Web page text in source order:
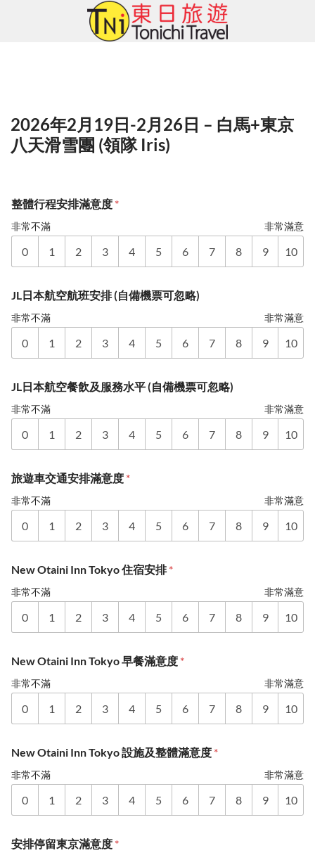
2026年2月19日-2月26日 – 白馬+東京
八天滑雪團 (領隊 Iris)
整體行程安排滿意度 *
非常不滿 非常滿意
0 1 2 3 4 5 6 7 8 9 10
JL日本航空航班安排 (自備機票可忽略)
非常不滿 非常滿意
0 1 2 3 4 5 6 7 8 9 10
JL日本航空餐飲及服務水平 (自備機票可忽略)
非常不滿 非常滿意
0 1 2 3 4 5 6 7 8 9 10
旅遊車交通安排滿意度 *
非常不滿 非常滿意
0 1 2 3 4 5 6 7 8 9 10
New Otaini Inn Tokyo 住宿安排*
非常不滿 非常滿意
0 1 2 3 4 5 6 7 8 9 10
New Otaini Inn Tokyo 早餐滿意度 *
非常不滿 非常滿意
0 1 2 3 4 5 6 7 8 9 10
New Otaini Inn Tokyo 設施及整體滿意度 *
非常不滿 非常滿意
0 1 2 3 4 5 6 7 8 9 10
安排停留東京滿意度 *